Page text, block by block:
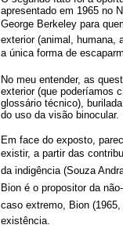
apresentado em 1965 no
George Berkeley para
exterior (animal, humana,
a única forma de
No meu entender, as
exterior (que poderíamos
glossário técnico),
do uso da visão binocular.
Em face do exposto,
existir, a partir das
da indigência (Souza
Bion é o propositor da
caso extremo, Bion (1965,
existência.